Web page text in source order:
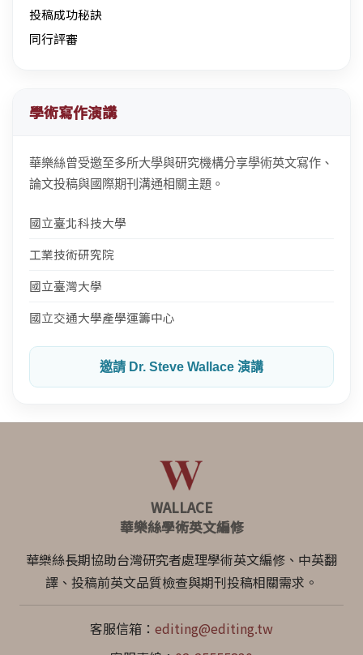
投稿成功秘訣
同行評審
學術寫作演講
華樂絲曾受邀至多所大學與研究機構分享學術英文寫作、
論文投稿與國際期刊溝通相關主題。
國立臺北科技大學
工業技術研究院
國立臺灣大學
國立交通大學產學運籌中心
邀請 Dr. Steve Wallace 演講
WALLACE
華樂絲學術英文編修
華樂絲長期協助台灣研究者處理學術英文編修、中英翻
譯、投稿前英文品質檢查與期刊投稿相關需求。
客服信箱： editing@editing.tw